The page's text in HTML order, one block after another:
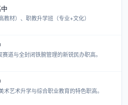
教材）、职教升学班（专业+文化）
赛道与全封闭铁腕管理的新锐民办职高。
术艺术升学与综合职业教育的特色职高。